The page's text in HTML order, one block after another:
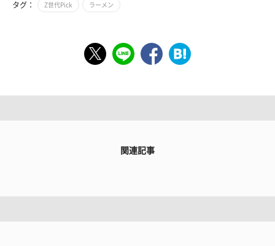
タグ： Z世代Pick ラーメン
関連記事